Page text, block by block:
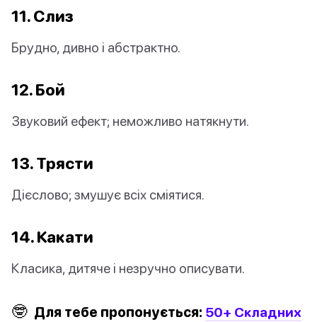
11. Слиз
Брудно, дивно і абстрактно.
12. Бой
Звуковий ефект; неможливо натякнути.
13. Трясти
Дієслово; змушує всіх сміятися.
14. Какати
Класика, дитяче і незручно описувати.
🤓 Для тебе пропонується: 50+ Складних